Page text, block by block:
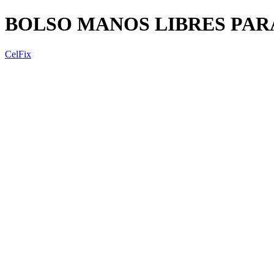
BOLSO MANOS LIBRES
CelFix